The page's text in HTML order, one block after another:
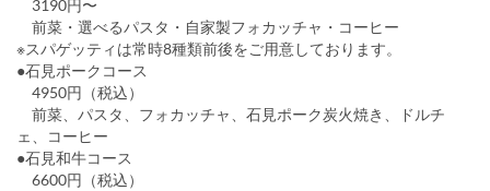
3190円〜
前菜・選べるパスタ・自家製フォカッチャ・コーヒー
※スパゲッティは常時8種類前後をご用意しております。
●石見ポークコース
4950円（税込）
前菜、パスタ、フォカッチャ、石見ポーク炭火焼き、ドルチ
ェ、コーヒー
●石見和牛コース
6600円（税込）